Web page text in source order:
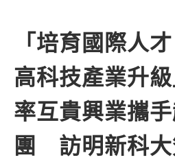
「培育國際人
高科技產業升
率互貴興業攜
團 訪明新科大